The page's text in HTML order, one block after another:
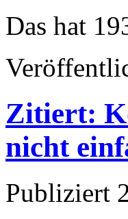
Das hat
Zitiert:
nicht
Publiziert